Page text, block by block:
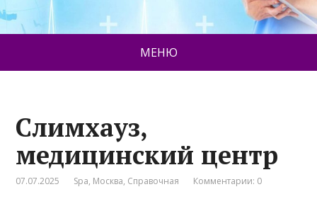
МЕНЮ
Слимхауз,
медицинский центр
07.07.2025 Spa, Москва, Справочная Комментарии: 0